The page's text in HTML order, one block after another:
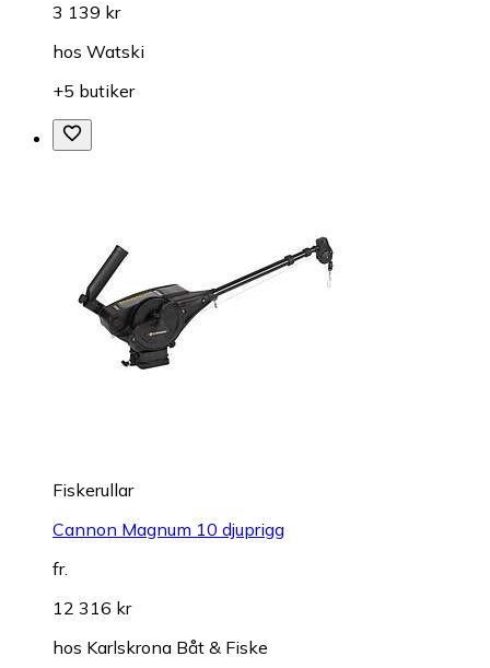
3 139 kr
hos Watski
+5 butiker
Fiskerullar
Cannon Magnum 10 djuprigg
fr.
12 316 kr
hos Karlskrona Båt & Fiske